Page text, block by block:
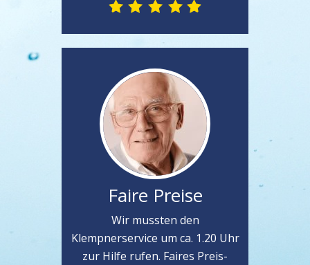
Faire Preise
Wir mussten den
Klempnerservice um ca. 1.20 Uhr
zur Hilfe rufen. Faires Preis-